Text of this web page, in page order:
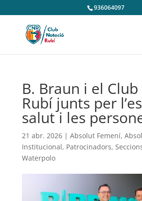
936064097
B. Braun i el
Rubí junts per
salut i les
21 abr. 2026| Absolut Femení,
Institucional, Patrocinadors,
Waterpolo